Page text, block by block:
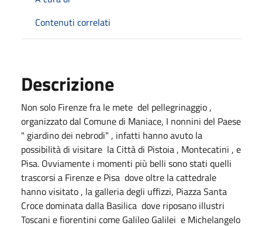
Contenuti correlati
Descrizione
Non solo Firenze fra le mete del pellegrinaggio ,
organizzato dal Comune di Maniace, I nonnini del Paese
" giardino dei nebrodi" , infatti hanno avuto la
possibilità di visitare la Città di Pistoia , Montecatini , e
Pisa. Ovviamente i momenti più belli sono stati quelli
trascorsi a Firenze e Pisa dove oltre la cattedrale
hanno visitato , la galleria degli uffizzi, Piazza Santa
Croce dominata dalla Basilica dove riposano illustri
Toscani e fiorentini come Galileo Galilei e Michelangelo